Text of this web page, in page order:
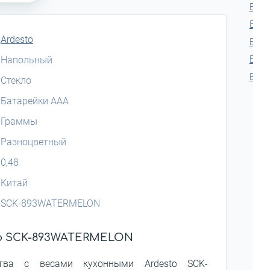
Ardesto
Напольный
Стекло
Батарейки AAA
Граммы
Разноцветный
0,48
Китай
SCK-893WATERMELON
893WATERMELON
с весами кухонными Ardesto SCK-